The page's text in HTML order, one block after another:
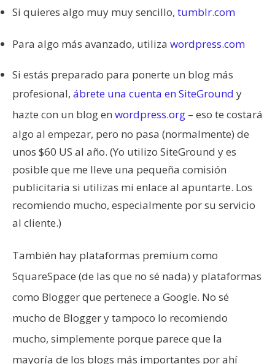
Si quieres algo muy muy sencillo, tumblr.com
Para algo más avanzado, utiliza wordpress.com
Si estás preparado para ponerte un blog más
profesional, ábrete una cuenta en SiteGround y
hazte con un blog en wordpress.org – eso te costará
algo al empezar, pero no pasa (normalmente) de
unos $60 US al año. (Yo utilizo SiteGround y es
posible que me lleve una pequeña comisión
publicitaria si utilizas mi enlace al apuntarte. Los
recomiendo mucho, especialmente por su servicio
al cliente.)
También hay plataformas premium como
SquareSpace (de las que no sé nada) y plataformas
como Blogger que pertenece a Google. No sé
mucho de Blogger y tampoco lo recomiendo
mucho, simplemente porque parece que la
mayoría de los blogs más importantes por ahí